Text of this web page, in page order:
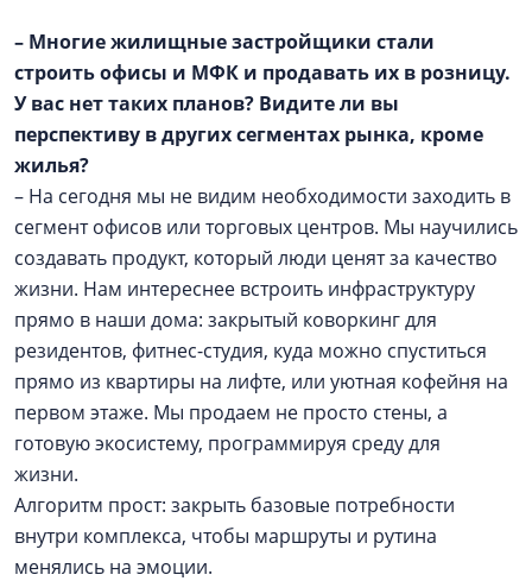
– Многие жилищные застройщики стали
строить офисы и МФК и продавать их в розницу.
У вас нет таких планов? Видите ли вы
перспективу в других сегментах рынка, кроме
жилья?
– На сегодня мы не видим необходимости заходить в
сегмент офисов или торговых центров. Мы научились
создавать продукт, который люди ценят за качество
жизни. Нам интереснее встроить инфраструктуру
прямо в наши дома: закрытый коворкинг для
резидентов, фитнес-студия, куда можно спуститься
прямо из квартиры на лифте, или уютная кофейня на
первом этаже. Мы продаем не просто стены, а
готовую экосистему, программируя среду для
жизни.
Алгоритм прост: закрыть базовые потребности
внутри комплекса, чтобы маршруты и рутина
менялись на эмоции.